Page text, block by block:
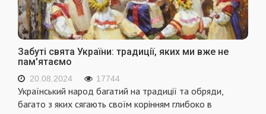
Забуті свята України: традиції, яких ми вже не
пам'ятаємо
20.08.2024 17744
Український народ багатий на традиції та обряди,
багато з яких сягають своїм корінням глибоко в